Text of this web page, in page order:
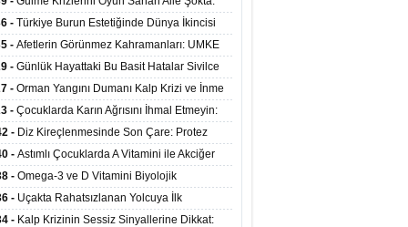
Çocuk 8 Kez Felç Geçirdi
- Türkiye Burun Estetiğinde Dünya İkincisi
- Afetlerin Görünmez Kahramanları: UMKE
Görev Başında
- Günlük Hayattaki Bu Basit Hatalar Sivilce
Tetikliyor
- Orman Yangını Dumanı Kalp Krizi ve İnme
Artırıyor
- Çocuklarda Karın Ağrısını İhmal Etmeyin:
Habercisi Olabilir
- Diz Kireçlenmesinde Son Çare: Protez
İle Yaşam Kalitesi Artıyor
- Astımlı Çocuklarda A Vitamini ile Akciğer
Arasında Bağlantı Bulundu
- Omega-3 ve D Vitamini Biyolojik
Yavaşlatabilir
- Uçakta Rahatsızlanan Yolcuya İlk
Sağlık Bakanı Memişoğlu'ndan Geldi
- Kalp Krizinin Sessiz Sinyallerine Dikkat: